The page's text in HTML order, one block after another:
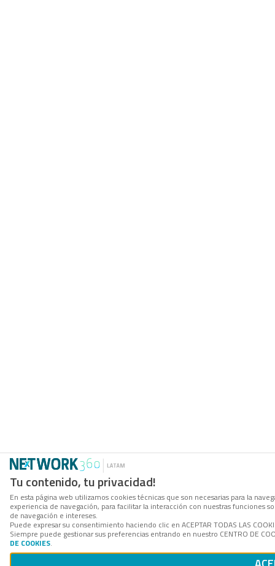
Tu contenido, tu privacidad!
En esta página web utilizamos cookies técnicas que son necesarias para la
experiencia de navegación, para facilitar la interacción con nuestras funciones
de navegación e intereses.
Puede expresar su consentimiento haciendo clic en ACEPTAR TODAS LAS
Siempre puede gestionar sus preferencias entrando en nuestro CENTRO DE
DE COOKIES.